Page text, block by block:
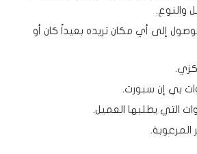
والنوع.
إلى أي مكان تريده بعيداً كان أو
بي إن سبورت.
التي يطلبها العميل.